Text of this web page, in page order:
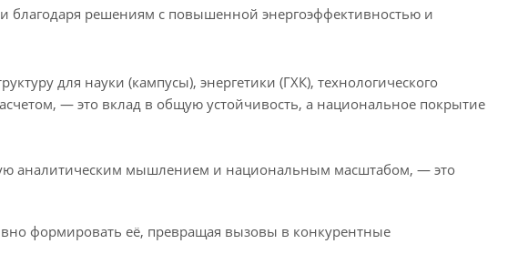
благодаря решениям с повышенной энергоэффективностью и
для науки (кампусы), энергетики (ГХК), технологического
— это вклад в общую устойчивость, а национальное покрытие
аналитическим мышлением и национальным масштабом, — это
формировать её, превращая вызовы в конкурентные